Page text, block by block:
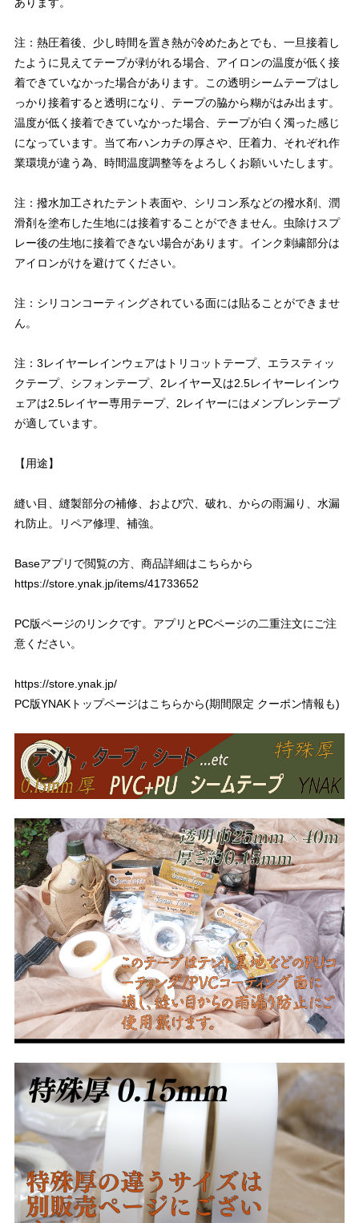
注：熱圧着後、少し時間を置き熱が冷めたあとでも、一旦接着し
たように見えてテープが剥がれる場合、アイロンの温度が低く接
着できていなかった場合があります。この透明シームテープはし
っかり接着すると透明になり、テープの脇から糊がはみ出ます。
温度が低く接着できていなかった場合、テープが白く濁った感じ
になっています。当て布ハンカチの厚さや、圧着力、それぞれ作
業環境が違う為、時間温度調整等をよろしくお願いいたします。
注：撥水加工されたテント表面や、シリコン系などの撥水剤、潤
滑剤を塗布した生地には接着することができません。虫除けスプ
レー後の生地に接着できない場合があります。インク刺繍部分は
アイロンがけを避けてください。
注：シリコンコーティングされている面には貼ることができませ
ん。
注：3レイヤーレインウェアはトリコットテープ、エラスティッ
クテープ、シフォンテープ、2レイヤー又は2.5レイヤーレインウ
ェアは2.5レイヤー専用テープ、2レイヤーにはメンブレンテープ
が適しています。
【用途】
縫い目、縫製部分の補修、および穴、破れ、からの雨漏り、水漏
れ防止。リペア修理、補強。
Baseアプリで閲覧の方、商品詳細はこちらから
https://store.ynak.jp/items/41733652
PC版ページのリンクです。アプリとPCページの二重注文にご注
意ください。
https://store.ynak.jp/
PC版YNAKトップページはこちらから(期間限定 クーポン情報も)